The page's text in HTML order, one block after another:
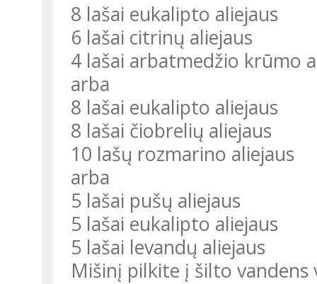
8 lašai eukalipto aliejaus
6 lašai citrinų aliejaus
4 lašai arbatmedžio krūmo
arba
8 lašai eukalipto aliejaus
8 lašai čiobrelių aliejaus
10 lašų rozmarino aliejaus
arba
5 lašai pušų aliejaus
5 lašai eukalipto aliejaus
5 lašai levandų aliejaus
Mišinį pilkite į šilto